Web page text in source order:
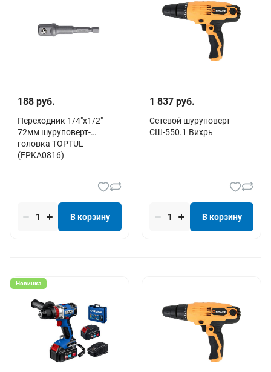
188 руб.
Переходник 1/4"х1/2"
72мм шуруповерт-
головка TOPTUL
(FPKA0816)
В корзину
1 837 руб.
Сетевой шуруповерт
СШ-550.1 Вихрь
В корзину
Новинка